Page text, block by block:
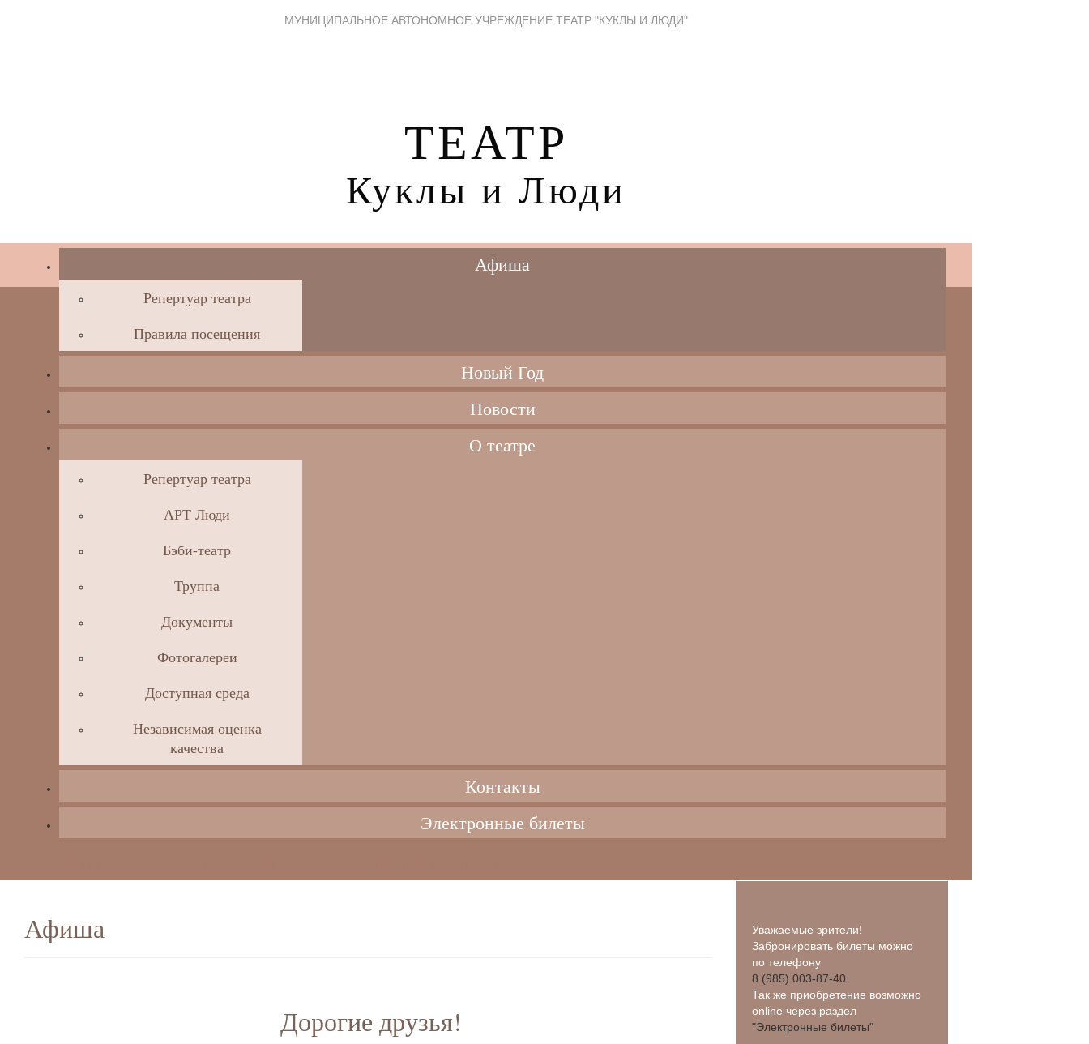
МУНИЦИПАЛЬНОЕ АВТОНОМНОЕ УЧРЕЖДЕНИЕ ТЕАТР "КУКЛЫ И ЛЮДИ"
ТЕАТР
Куклы и Люди
Афиша
Репертуар театра
Правила посещения
Новый Год
Новости
О театре
Репертуар театра
АРТ Люди
Бэби-театр
Труппа
Документы
Фотогалереи
Доступная среда
Независимая оценка
качества
Контакты
Электронные билеты
Афиша
Дорогие друзья!
Уважаемые зрители!
Забронировать билеты можно
по телефону
8 (985) 003-87-40
Так же приобретение возможно
online через раздел
"Электронные билеты"